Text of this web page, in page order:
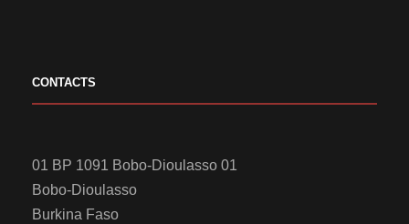
CONTACTS
01 BP 1091 Bobo-Dioulasso 01
Bobo-Dioulasso
Burkina Faso